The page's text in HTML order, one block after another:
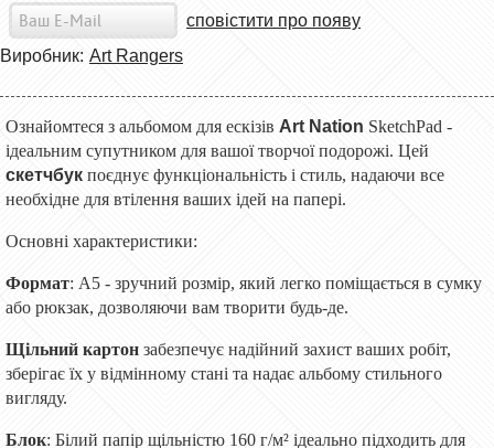
сповістити про появу
Виробник: Art Rangers
Ознайомтеся з альбомом для ескізів Art Nation SketchPad -
ідеальним супутником для вашої творчої подорожі. Цей
скетчбук поєднує функціональність і стиль, надаючи все
необхідне для втілення ваших ідей на папері.
Основні характеристики:
Формат: А5 - зручний розмір, який легко поміщається в сумку
або рюкзак, дозволяючи вам творити будь-де.
Щільний картон забезпечує надійний захист ваших робіт,
зберігає їх у відмінному стані та надає альбому стильного
вигляду.
Блок: Білий папір щільністю 160 г/м² ідеально підходить для